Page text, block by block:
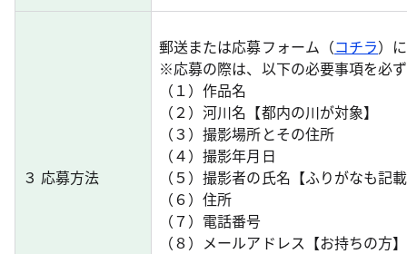
３ 応募方法
郵送または応募フォーム（コチラ）
※応募の際は、以下の必要事項を必
（１）作品名
（２）河川名【都内の川が対象】
（３）撮影場所とその住所
（４）撮影年月日
（５）撮影者の氏名【ふりがなも記
（６）住所
（７）電話番号
（８）メールアドレス【お持ちの方】